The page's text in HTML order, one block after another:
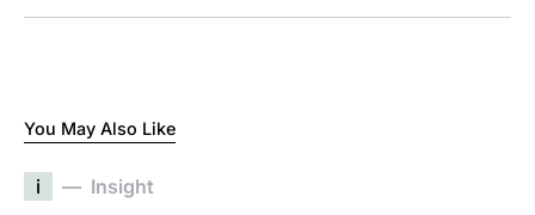
You May Also Like
i Insight